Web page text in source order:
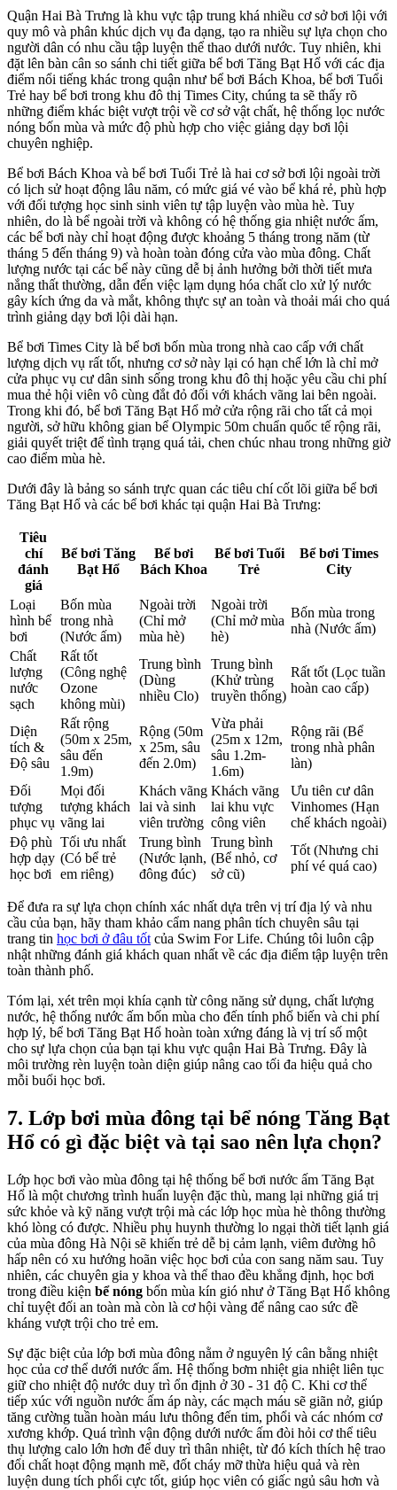
Quận Hai Bà Trưng là khu vực tập trung khá nhiều cơ sở bơi lội với
quy mô và phân khúc dịch vụ đa dạng, tạo ra nhiều sự lựa chọn cho
người dân có nhu cầu tập luyện thể thao dưới nước. Tuy nhiên, khi
đặt lên bàn cân so sánh chi tiết giữa bể bơi Tăng Bạt Hổ với các địa
điểm nổi tiếng khác trong quận như bể bơi Bách Khoa, bể bơi Tuổi
Trẻ hay bể bơi trong khu đô thị Times City, chúng ta sẽ thấy rõ
những điểm khác biệt vượt trội về cơ sở vật chất, hệ thống lọc nước
nóng bốn mùa và mức độ phù hợp cho việc giảng dạy bơi lội
chuyên nghiệp.
Bể bơi Bách Khoa và bể bơi Tuổi Trẻ là hai cơ sở bơi lội ngoài trời
có lịch sử hoạt động lâu năm, có mức giá vé vào bể khá rẻ, phù hợp
với đối tượng học sinh sinh viên tự tập luyện vào mùa hè. Tuy
nhiên, do là bể ngoài trời và không có hệ thống gia nhiệt nước ấm,
các bể bơi này chỉ hoạt động được khoảng 5 tháng trong năm (từ
tháng 5 đến tháng 9) và hoàn toàn đóng cửa vào mùa đông. Chất
lượng nước tại các bể này cũng dễ bị ảnh hưởng bởi thời tiết mưa
nắng thất thường, dẫn đến việc lạm dụng hóa chất clo xử lý nước
gây kích ứng da và mắt, không thực sự an toàn và thoải mái cho quá
trình giảng dạy bơi lội dài hạn.
Bể bơi Times City là bể bơi bốn mùa trong nhà cao cấp với chất
lượng dịch vụ rất tốt, nhưng cơ sở này lại có hạn chế lớn là chỉ mở
cửa phục vụ cư dân sinh sống trong khu đô thị hoặc yêu cầu chi phí
mua thẻ hội viên vô cùng đắt đỏ đối với khách vãng lai bên ngoài.
Trong khi đó, bể bơi Tăng Bạt Hổ mở cửa rộng rãi cho tất cả mọi
người, sở hữu không gian bể Olympic 50m chuẩn quốc tế rộng rãi,
giải quyết triệt để tình trạng quá tải, chen chúc nhau trong những giờ
cao điểm mùa hè.
Dưới đây là bảng so sánh trực quan các tiêu chí cốt lõi giữa bể bơi
Tăng Bạt Hổ và các bể bơi khác tại quận Hai Bà Trưng:
Tiêu
chí
đánh
giá
Bể bơi Tăng
Bạt Hổ
Bể bơi
Bách Khoa
Bể bơi Tuổi
Trẻ
Bể bơi Times
City
Loại
hình bể
bơi
Bốn mùa
trong nhà
(Nước ấm)
Ngoài trời
(Chỉ mở
mùa hè)
Ngoài trời
(Chỉ mở mùa
hè)
Bốn mùa trong
nhà (Nước ấm)
Chất
lượng
nước
sạch
Rất tốt
(Công nghệ
Ozone
không mùi)
Trung bình
(Dùng
nhiều Clo)
Trung bình
(Khử trùng
truyền thống)
Rất tốt (Lọc tuần
hoàn cao cấp)
Diện
tích &
Độ sâu
Rất rộng
(50m x 25m,
sâu đến
1.9m)
Rộng (50m
x 25m, sâu
đến 2.0m)
Vừa phải
(25m x 12m,
sâu 1.2m-
1.6m)
Rộng rãi (Bể
trong nhà phân
làn)
Đối
tượng
phục vụ
Mọi đối
tượng khách
vãng lai
Khách vãng
lai và sinh
viên trường
Khách vãng
lai khu vực
công viên
Ưu tiên cư dân
Vinhomes (Hạn
chế khách ngoài)
Độ phù
hợp dạy
học bơi
Tối ưu nhất
(Có bể trẻ
em riêng)
Trung bình
(Nước lạnh,
đông đúc)
Trung bình
(Bể nhỏ, cơ
sở cũ)
Tốt (Nhưng chi
phí vé quá cao)
Để đưa ra sự lựa chọn chính xác nhất dựa trên vị trí địa lý và nhu
cầu của bạn, hãy tham khảo cẩm nang phân tích chuyên sâu tại
trang tin học bơi ở đâu tốt của Swim For Life. Chúng tôi luôn cập
nhật những đánh giá khách quan nhất về các địa điểm tập luyện trên
toàn thành phố.
Tóm lại, xét trên mọi khía cạnh từ công năng sử dụng, chất lượng
nước, hệ thống nước ấm bốn mùa cho đến tính phổ biến và chi phí
hợp lý, bể bơi Tăng Bạt Hổ hoàn toàn xứng đáng là vị trí số một
cho sự lựa chọn của bạn tại khu vực quận Hai Bà Trưng. Đây là
môi trường rèn luyện toàn diện giúp nâng cao tối đa hiệu quả cho
mỗi buổi học bơi.
7. Lớp bơi mùa đông tại bể nóng Tăng Bạt
Hổ có gì đặc biệt và tại sao nên lựa chọn?
Lớp học bơi vào mùa đông tại hệ thống bể bơi nước ấm Tăng Bạt
Hổ là một chương trình huấn luyện đặc thù, mang lại những giá trị
sức khỏe và kỹ năng vượt trội mà các lớp học mùa hè thông thường
khó lòng có được. Nhiều phụ huynh thường lo ngại thời tiết lạnh giá
của mùa đông Hà Nội sẽ khiến trẻ dễ bị cảm lạnh, viêm đường hô
hấp nên có xu hướng hoãn việc học bơi của con sang năm sau. Tuy
nhiên, các chuyên gia y khoa và thể thao đều khẳng định, học bơi
trong điều kiện bể nóng bốn mùa kín gió như ở Tăng Bạt Hổ không
chỉ tuyệt đối an toàn mà còn là cơ hội vàng để nâng cao sức đề
kháng vượt trội cho trẻ em.
Sự đặc biệt của lớp bơi mùa đông nằm ở nguyên lý cân bằng nhiệt
học của cơ thể dưới nước ấm. Hệ thống bơm nhiệt gia nhiệt liên tục
giữ cho nhiệt độ nước duy trì ổn định ở 30 - 31 độ C. Khi cơ thể
tiếp xúc với nguồn nước ấm áp này, các mạch máu sẽ giãn nở, giúp
tăng cường tuần hoàn máu lưu thông đến tim, phổi và các nhóm cơ
xương khớp. Quá trình vận động dưới nước ấm đòi hỏi cơ thể tiêu
thụ lượng calo lớn hơn để duy trì thân nhiệt, từ đó kích thích hệ trao
đổi chất hoạt động mạnh mẽ, đốt cháy mỡ thừa hiệu quả và rèn
luyện dung tích phổi cực tốt, giúp học viên có giấc ngủ sâu hơn và